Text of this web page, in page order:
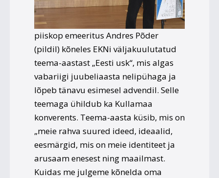
piiskop emeeritus Andres Põder
(pildil) kõneles EKNi väljakuulutatud
teema-aastast „Eesti usk“, mis algas
vabariigi juubeliaasta nelipühaga ja
lõpeb tänavu esimesel advendil. Selle
teemaga ühildub ka Kullamaa
konverents. Teema-aasta küsib, mis on
„meie rahva suured ideed, ideaalid,
eesmärgid, mis on meie identiteet ja
arusaam enesest ning maailmast.
Kuidas me julgeme kõnelda oma